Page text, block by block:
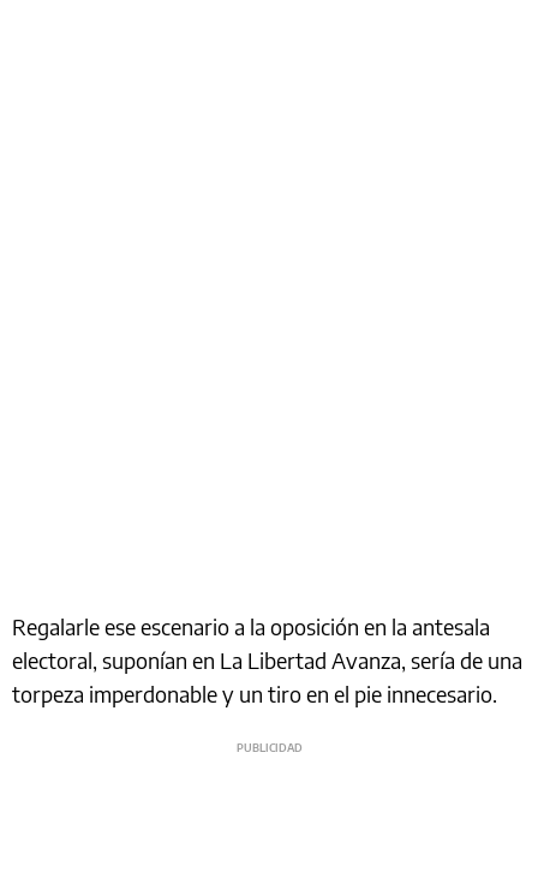
Regalarle ese escenario a la oposición en la antesala
electoral, suponían en La Libertad Avanza, sería de una
torpeza imperdonable y un tiro en el pie innecesario.